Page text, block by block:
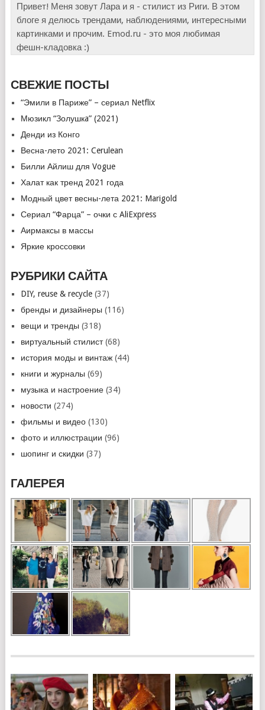
Привет! Меня зовут Лара и я - стилист из Риги. В этом
блоге я делюсь трендами, наблюдениями, интересными
картинками и прочим. Emod.ru - это моя любимая
фешн-кладовка :)
СВЕЖИЕ ПОСТЫ
“Эмили в Париже” – сериал Netflix
Мюзикл “Золушкa” (2021)
Денди из Конго
Весна-лето 2021: Cerulean
Билли Айлиш для Vogue
Халат как тренд 2021 года
Модный цвет весны-лета 2021: Marigold
Сериал “Фарца” – очки с AliExpress
Аирмаксы в массы
Яркие кроссовки
РУБРИКИ САЙТА
DIY, reuse & recycle(37)
бренды и дизайнеры (116)
вещи и тренды (318)
виртуальный стилист(68)
история моды и винтаж(44)
книги и журналы (69)
музыка и настроение(34)
новости (274)
фильмы и видео(130)
фото и иллюстрации (96)
шопинг и скидки (37)
ГАЛЕРЕЯ